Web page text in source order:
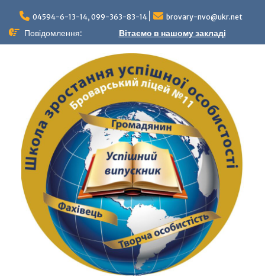
04594-6-13-14, 099-363-83-14 brovary-nvo@ukr.net
Повідомлення: Вітаємо в нашому закладі